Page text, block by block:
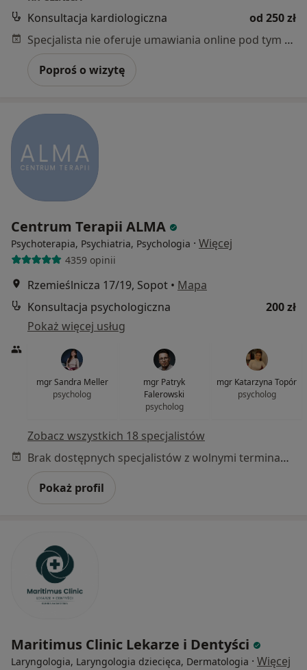
Konsultacja kardiologiczna
od 250 zł
Specjalista nie oferuje umawiania online pod tym adresem.
Poproś o wizytę
Centrum Terapii ALMA
Psychoterapia, Psychiatria, Psychologia · Więcej
4359 opinii
Rzemieślnicza 17/19, Sopot • Mapa
Konsultacja psychologiczna
200 zł
Pokaż więcej usług
mgr Sandra Meller
psycholog
mgr Patryk
Falerowski
psycholog
mgr Katarzyna Topór
psycholog
Zobacz wszystkich 18 specjalistów
Brak dostępnych specjalistów z wolnymi terminami w tym centrum medycznym.
Pokaż profil
Maritimus Clinic Lekarze i Dentyści
Laryngologia, Laryngologia dziecięca, Dermatologia · Więcej